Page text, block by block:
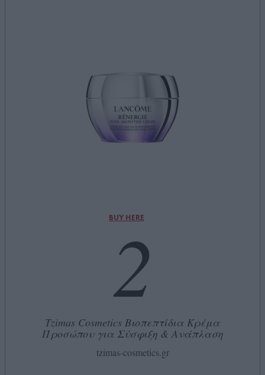
BUY HERE
2
Tzimas Cosmetics Βιοπεπτίδια Κρέμα
Προσώπου για Σύσφιξη & Ανάπλαση
tzimas-cosmetics.gr